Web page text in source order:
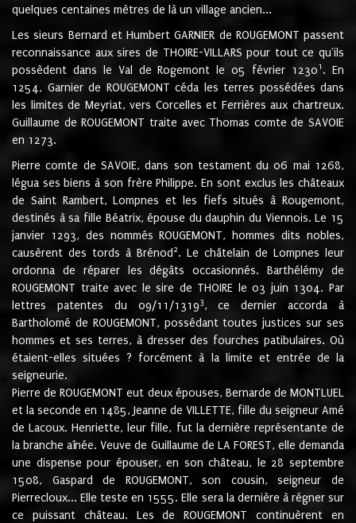
quelques centaines mètres de là un village ancien...
Les sieurs Bernard et Humbert GARNIER de ROUGEMONT passent
reconnaissance aux sires de THOIRE-VILLARS pour tout ce qu'ils
possèdent dans le Val de Rogemont le 05 février 12301 . En
1254, Garnier de ROUGEMONT céda les terres possédées dans
les limites de Meyriat, vers Corcelles et Ferrières aux chartreux.
Guillaume de ROUGEMONT traite avec Thomas comte de SAVOIE
en 1273.
Pierre comte de SAVOIE, dans son testament du 06 mai 1268,
légua ses biens à son frère Philippe. En sont exclus les châteaux
de Saint Rambert, Lompnes et les fiefs situés à Rougemont,
destinés à sa fille Béatrix, épouse du dauphin du Viennois. Le 15
janvier 1293, des nommés ROUGEMONT, hommes dits nobles,
causèrent des tords à Brénod 2. Le châtelain de Lompnes leur
ordonna de réparer les dégâts occasionnés. Barthélémy de
ROUGEMONT traite avec le sire de THOIRE le 03 juin 1304. Par
lettres patentes du 09/11/13193, ce dernier accorda à
Bartholomé de ROUGEMONT, possédant toutes justices sur ses
hommes et ses terres, à dresser des fourches patibulaires. Où
étaient-elles situées ? forcément à la limite et entrée de la
seigneurie.
Pierre de ROUGEMONT eut deux épouses, Bernarde de MONTLUEL
et la seconde en 1485, Jeanne de VILLETTE, fille du seigneur Amé
de Lacoux. Henriette, leur fille, fut la dernière représentante de
la branche aînée. Veuve de Guillaume de LA FOREST, elle demanda
une dispense pour épouser, en son château, le 28 septembre
1508, Gaspard de ROUGEMONT, son cousin, seigneur de
Pierrecloux... Elle teste en 1555. Elle sera la dernière à régner sur
ce puissant château. Les de ROUGEMONT continuèrent en